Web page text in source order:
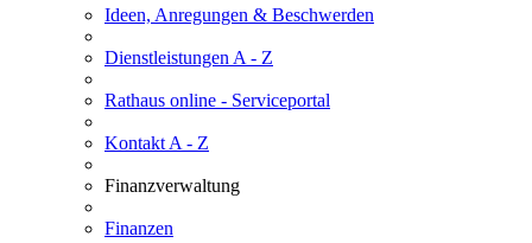
Ideen, Anregungen & Beschwerden
Dienstleistungen A - Z
Rathaus online - Serviceportal
Kontakt A - Z
Finanzverwaltung
Finanzen